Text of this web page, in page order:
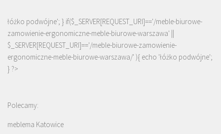
łóżko podwójne'; } if($_SERVER[REQUEST_URI]=='/meble-biurowe-
zamowienie-ergonomiczne-meble-biurowe-warszawa' ||
$_SERVER[REQUEST_URI]=='/meble-biurowe-zamowienie-
ergonomiczne-meble-biurowe-warszawa/' ){ echo 'łóżko podwójne';
} ?>
Polecamy:
meblema Katowice